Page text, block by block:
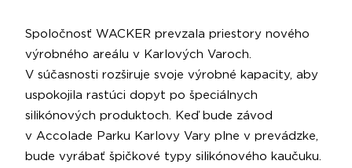
Spoločnosť WACKER prevzala priestory nového
výrobného areálu v Karlových Varoch.
V súčasnosti rozširuje svoje výrobné kapacity, aby
uspokojila rastúci dopyt po špeciálnych
silikónových produktoch. Keď bude závod
v Accolade Parku Karlovy Vary plne v prevádzke,
bude vyrábať špičkové typy silikónového kaučuku.